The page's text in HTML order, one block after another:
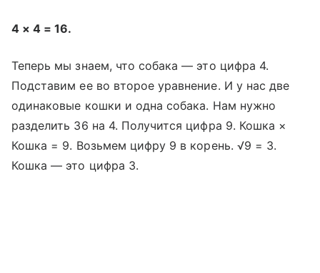
4 × 4 = 16.
Теперь мы знаем, что собака — это цифра 4.
Подставим ее во второе уравнение. И у нас две
одинаковые кошки и одна собака. Нам нужно
разделить 36 на 4. Получится цифра 9. Кошка ×
Кошка = 9. Возьмем цифру 9 в корень. √9 = 3.
Кошка — это цифра 3.